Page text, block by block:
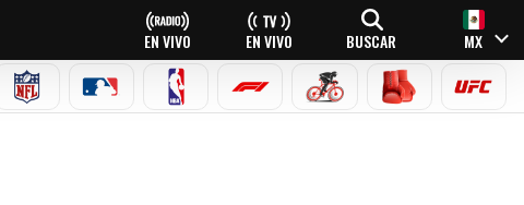
EN VIVO EN VIVO BUSCAR MX
NFL MLB NBA FÓRMULA 1CICLISMOBOXEO UFC